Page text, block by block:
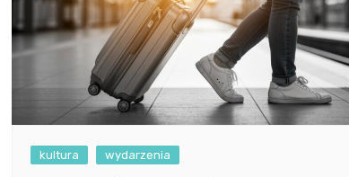
kultura wydarzenia